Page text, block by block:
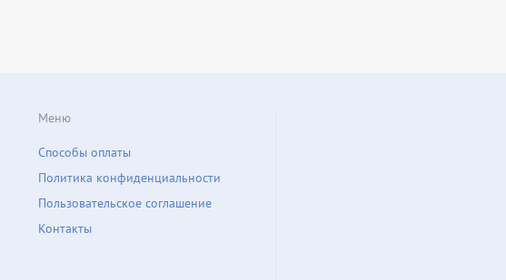
Меню
Способы оплаты
Политика конфиденциальности
Пользовательское соглашение
Контакты